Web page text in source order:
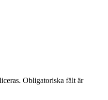
Obligatoriska fält är